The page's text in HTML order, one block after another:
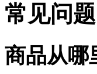
常见问题
商品从哪